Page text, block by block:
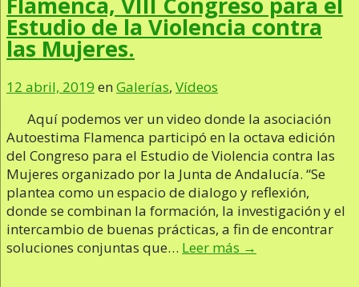
Estudio de la Violencia contra
las Mujeres.
12 abril, 2019 enGalerías, Vídeos
Aquí podemos ver un video donde la asociación
Autoestima Flamenca participó en la octava edición
del Congreso para el Estudio de Violencia contra las
Mujeres organizado por la Junta de Andalucía. “Se
plantea como un espacio de dialogo y reflexión,
donde se combinan la formación, la investigación y el
intercambio de buenas prácticas, a fin de encontrar
soluciones conjuntas que… Leer más →